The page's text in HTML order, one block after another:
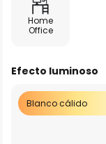
Home
Office
Efecto luminoso
Blanco cálido